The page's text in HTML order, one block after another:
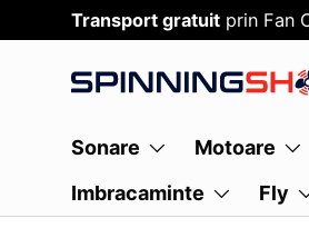
SARI PESTE CONTENT
Transport gratuit prin Fan
Sonare Motoare
Imbracaminte
Fly